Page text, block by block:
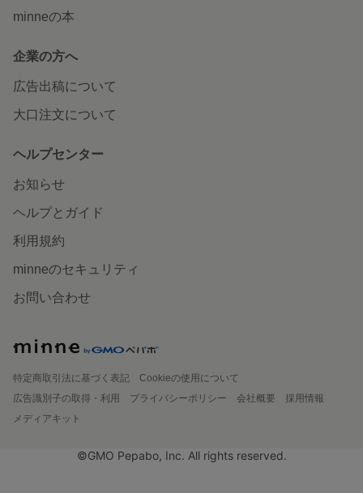
minneの本
企業の方へ
広告出稿について
大口注文について
ヘルプセンター
お知らせ
ヘルプとガイド
利用規約
minneのセキュリティ
お問い合わせ
特定商取引法に基づく表記
Cookieの使用について
広告識別子の取得・利用
プライバシーポリシー 会社概要
採用情報
メディアキット
©GMO Pepabo, Inc. All rights reserved.